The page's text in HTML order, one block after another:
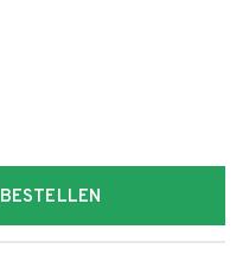
BESTELLEN